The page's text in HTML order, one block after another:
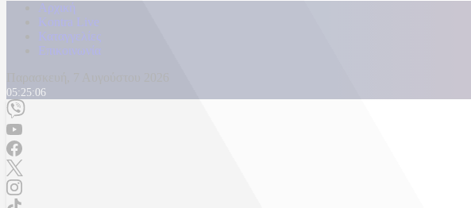
Αρχική
Kontra Live
Καταγγελίες
Επικοινωνία
05:25:09